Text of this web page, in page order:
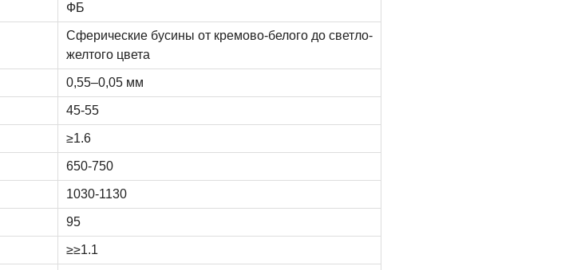
ФБ
Сферические бусины от кремово-белого до светло-
желтого цвета
0,55–0,05 мм
45-55
≥1.6
650-750
1030-1130
95
≥≥1.1